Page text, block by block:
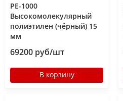
РЕ-1000
Высокомолекулярный
полиэтилен (чёрный) 15
мм
69200 руб/шт
В корзину